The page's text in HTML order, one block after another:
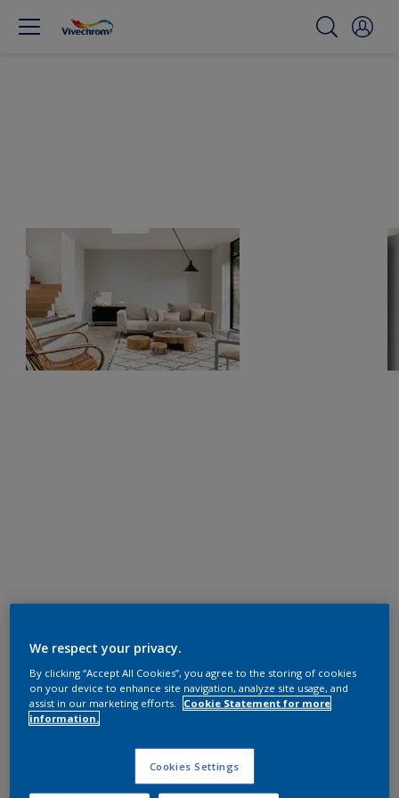
We respect your privacy.
By clicking “Accept All Cookies”, you agree to the storing of cookies
on your device to enhance site navigation, analyze site usage, and
assist in our marketing efforts.
Cookie Statement for more
information.
Cookies Settings